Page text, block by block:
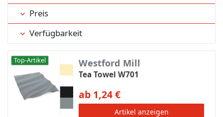
Preis
Verfügbarkeit
Top-Artikel Westford Mill
Tea Towel W701
ab 1,24 €
Artikel anzeigen